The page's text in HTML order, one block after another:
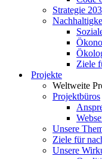
Strategie
Ziele
Projekte
Weltweite
Projektbüros
Unsere
Ziele für
Unsere